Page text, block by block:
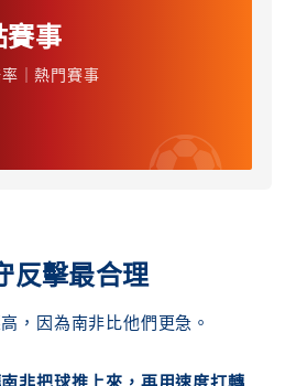
賽事
｜熱門賽事
反擊最合理
，因為南非比他們更急。
非把球推上來，再用速度打轉